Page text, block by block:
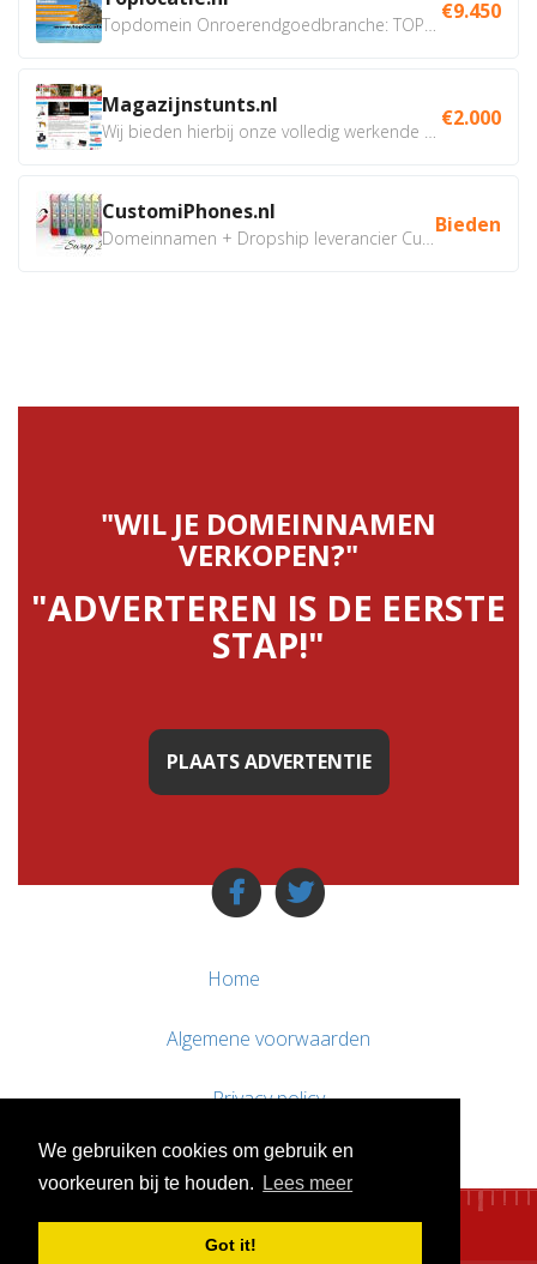
We gebruiken cookies om gebruik en
voorkeuren bij te houden.
Lees meer
Got it!
€9.450
Magazijnstunts.nl €2.000
CustomiPhones.nl Bieden
"WIL JE DOMEINNAMEN
VERKOPEN?"
"ADVERTEREN IS DE EERSTE
STAP!"
PLAATS ADVERTENTIE
Home
Algemene voorwaarden
Privacy policy
Contact / Support